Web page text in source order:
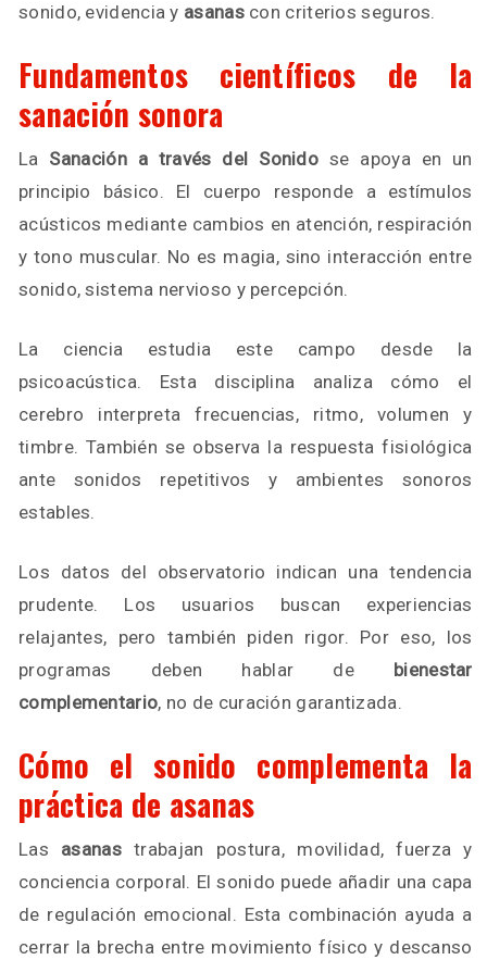
sonido, evidencia y asanascon criterios seguros.
Fundamentos científicos de la
sanación sonora
La Sanación a través del Sonido se apoya en un
principio básico. El cuerpo responde a estímulos
acústicos mediante cambios en atención, respiración
y tono muscular. No es magia, sino interacción entre
sonido, sistema nervioso y percepción.
La ciencia estudia este campo desde la
psicoacústica. Esta disciplina analiza cómo el
cerebro interpreta frecuencias, ritmo, volumen y
timbre. También se observa la respuesta fisiológica
ante sonidos repetitivos y ambientes sonoros
estables.
Los datos del observatorio indican una tendencia
prudente. Los usuarios buscan experiencias
relajantes, pero también piden rigor. Por eso, los
programas deben hablar de bienestar
complementario, no de curación garantizada.
Cómo el sonido complementa la
práctica de asanas
Las asanastrabajan postura, movilidad, fuerza y
conciencia corporal. El sonido puede añadir una capa
de regulación emocional. Esta combinación ayuda a
cerrar la brecha entre movimiento físico y descanso